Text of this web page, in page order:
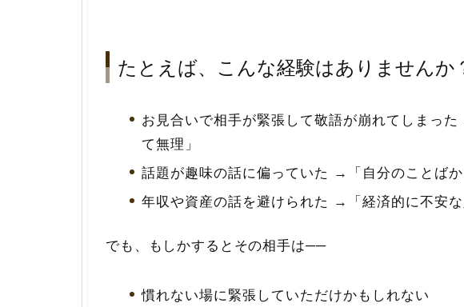
たとえば、こんな経験はありませんか
お見合いで相手が緊張して敬語が崩れてしまっ
て無理」
話題が趣味の話に偏っていた →「自分のことばか
年収や資産の話を避けられた →「経済的に不安な
でも、もしかするとその相手は──
慣れない場に緊張していただけかもしれない